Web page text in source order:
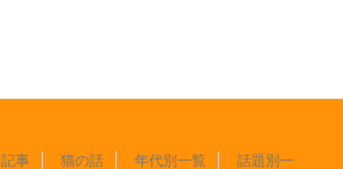
事 猫の話 年代別一覧
話題別一